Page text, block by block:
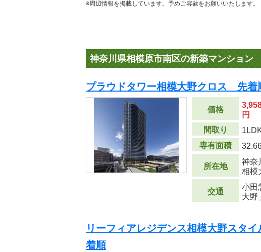
※周辺情報を掲載しています。予めご容赦をお願いいたします。
神奈川県相模原市南区の新築マンション
プラウドタワー相模大野クロス 先着
価格
円
間取り
専有面積
所在地
神奈
相模
交通
小田
大野
リーフィアレジデンス相模大野スタ
着順